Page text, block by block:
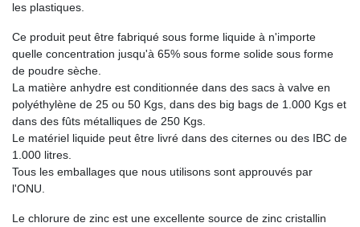
les plastiques.
Ce produit peut être fabriqué sous forme liquide à n'importe
quelle concentration jusqu'à 65% sous forme solide sous forme
de poudre sèche.
La matière anhydre est conditionnée dans des sacs à valve en
polyéthylène de 25 ou 50 Kgs, dans des big bags de 1.000 Kgs et
dans des fûts métalliques de 250 Kgs.
Le matériel liquide peut être livré dans des citernes ou des IBC de
1.000 litres.
Tous les emballages que nous utilisons sont approuvés par
l'ONU.
Le chlorure de zinc est une excellente source de zinc cristallin